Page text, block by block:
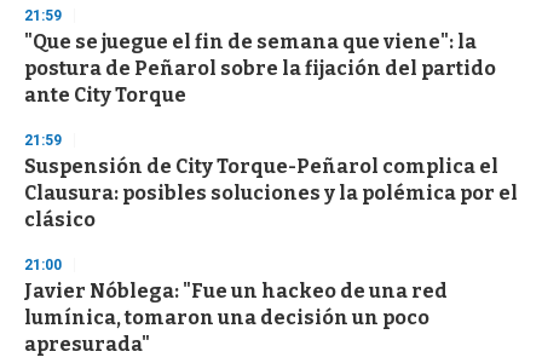
d
s
21:59
"Que se juegue el fin de semana que viene": la
postura de Peñarol sobre la fijación del partido
ante City Torque
21:59
Suspensión de City Torque-Peñarol complica el
Clausura: posibles soluciones y la polémica por el
clásico
21:00
Javier Nóblega: "Fue un hackeo de una red
lumínica, tomaron una decisión un poco
apresurada"